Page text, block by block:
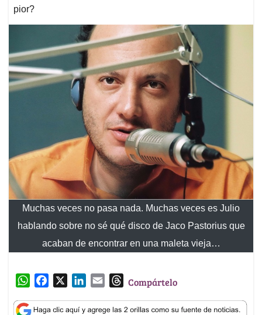
pior?
Muchas veces no pasa nada. Muchas veces es Julio
hablando sobre no sé qué disco de Jaco Pastorius que
acaban de encontrar en una maleta vieja…
W
a
c
n
a
T
r
Compártelo